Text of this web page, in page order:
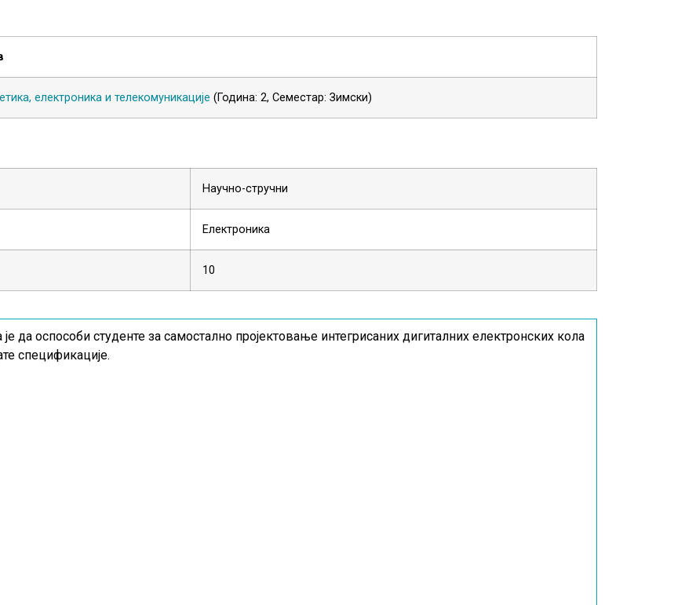
електроника и телекомуникације (Година: 2, Семестар: Зимски)
Научно-стручни
Електроника
10
да оспособи студенте за самостално пројектовање интегрисаних дигиталних електронских кола
спецификације.